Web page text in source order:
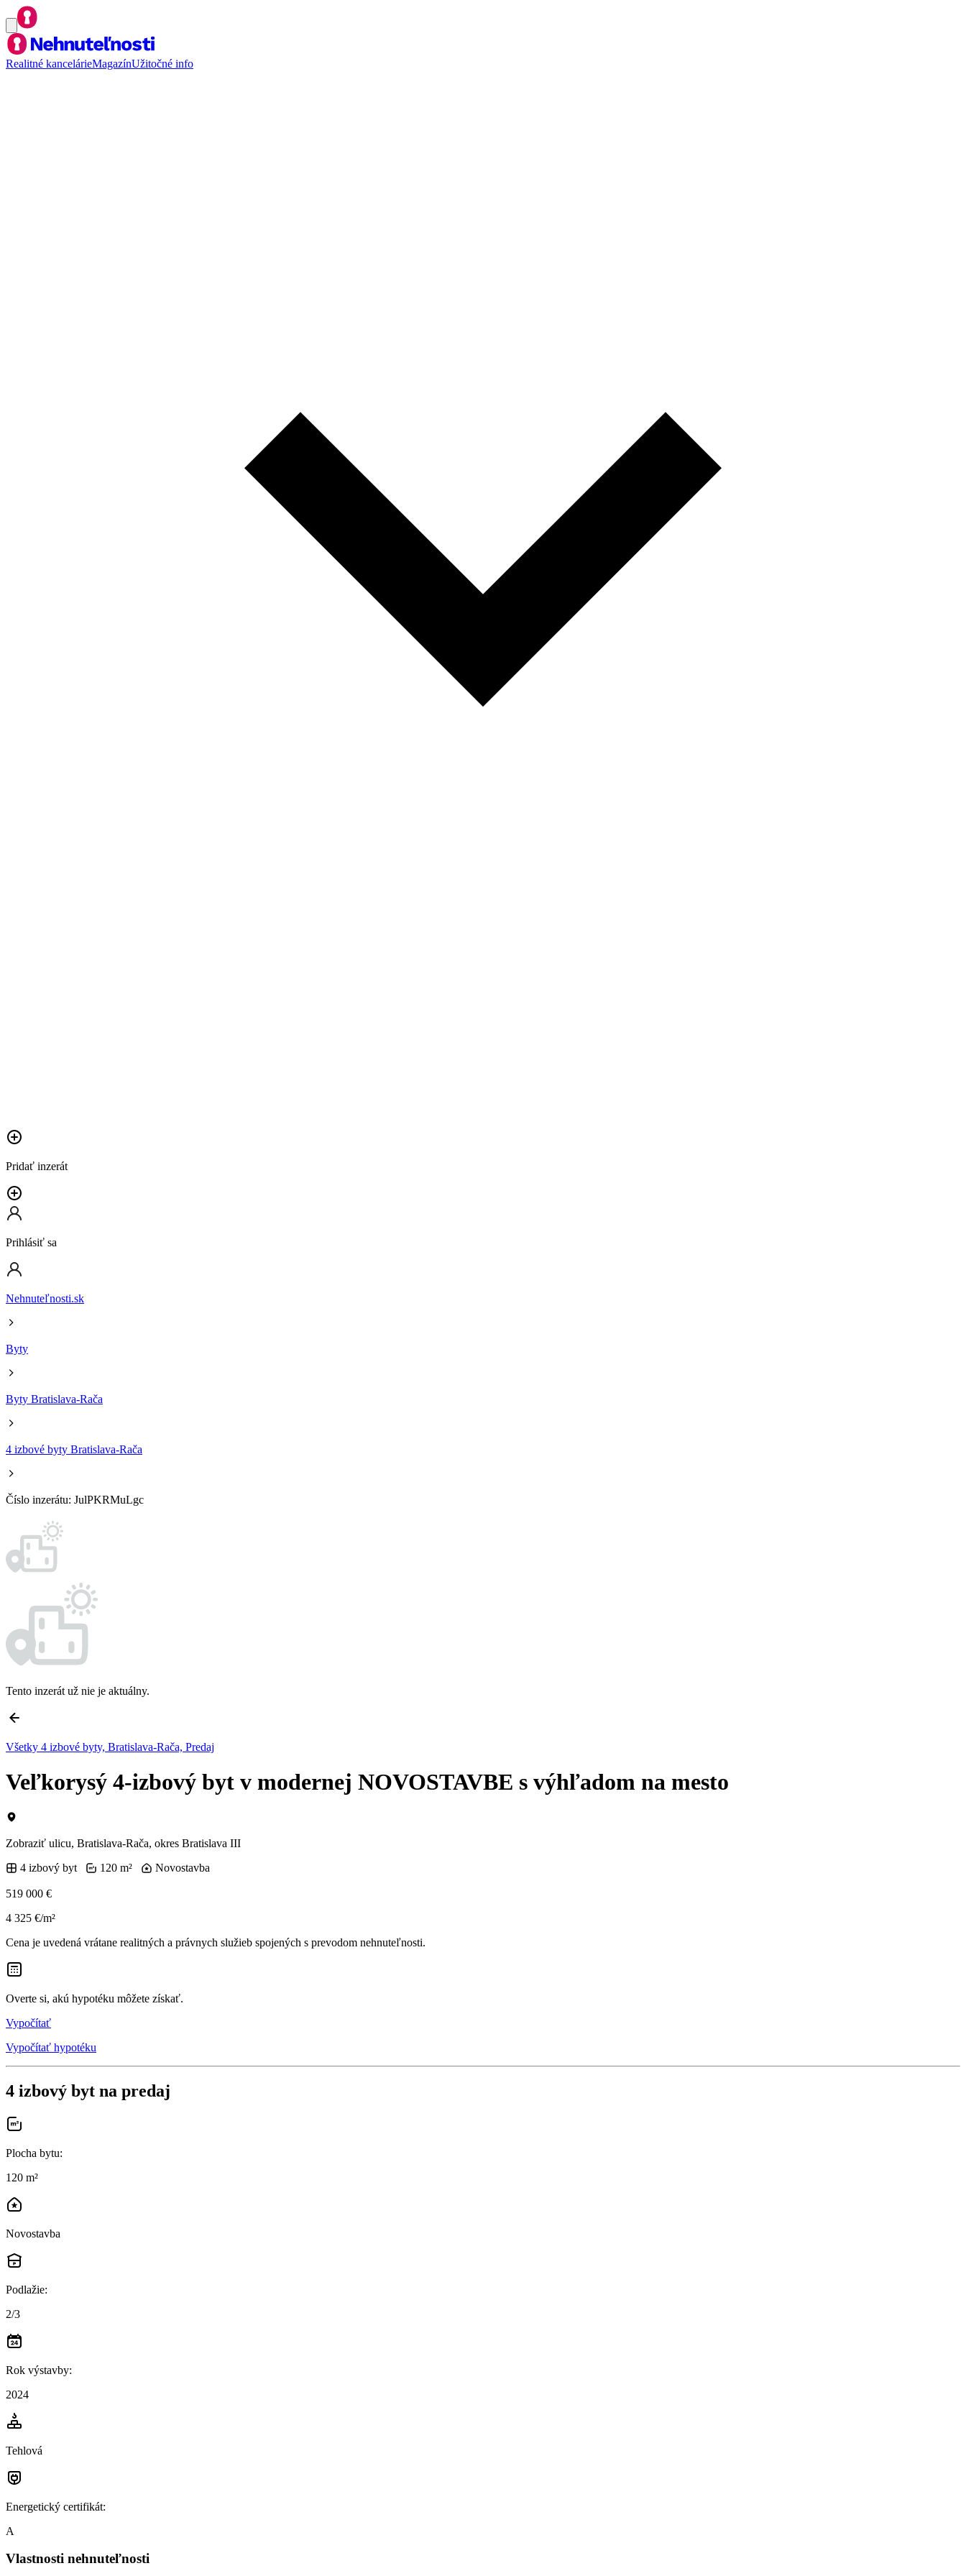
Realitné kancelárieMagazínUžitočné info
Pridať inzerát
Prihlásiť sa
Nehnuteľnosti.sk
Byty
Byty Bratislava-Rača
4 izbové byty Bratislava-Rača
Číslo inzerátu: JulPKRMuLgc
Tento inzerát už nie je aktuálny.
Všetky 4 izbové byty, Bratislava-Rača, Predaj
Veľkorysý 4-izbový byt v modernej NOVOSTAVBE s výhľadom na mesto
Zobraziť ulicu, Bratislava-Rača, okres Bratislava III
4 izbový byt
120 m² Novostavba
519 000 €
4 325 €/m²
Cena je uvedená vrátane realitných a právnych služieb spojených s prevodom nehnuteľnosti.
Overte si, akú hypotéku môžete získať.
Vypočítať
Vypočítať hypotéku
4 izbový byt na predaj
Plocha bytu:
120 m²
Novostavba
Podlažie:
2/3
Rok výstavby:
2024
Tehlová
Energetický certifikát:
A
Vlastnosti nehnuteľnosti